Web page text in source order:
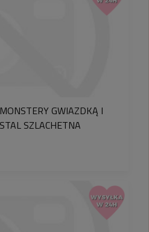
GWIAZDKĄ I
SZLACHETNA